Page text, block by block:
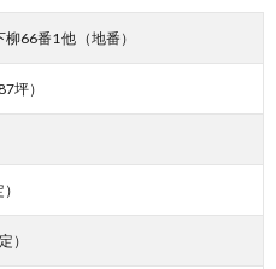
66番1 他（地番）
坪）
）